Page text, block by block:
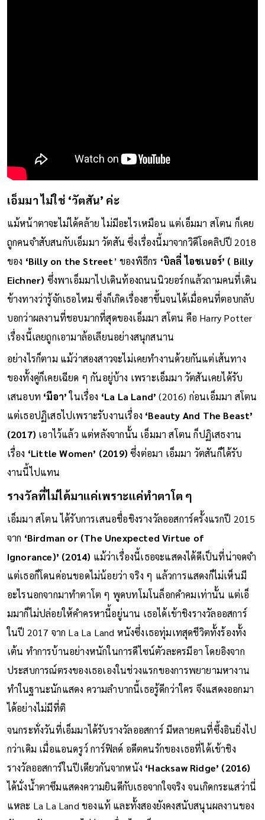
เอ็มมา ไม่ใช่ ‘วัตสัน’ ค่ะ
แม้หน้าตาจะไม่ได้คล้าย ไม่มีอะไรเหมือน แต่เอ็มมา สโตน ก็เคย
ถูกคนจำสับสนกับเอ็มมา วัตสัน ซึ่งเรื่องนี้มาจากวิดีโอคลิปปี 2018
ของ ‘Billy on the Street’ ของพิธีกร ‘บิลลี่ ไอชเนอร์’ ( Billy
Eichner) ซึ่งพาเอ็มมาไปเดินท้องถนนนิวยอร์กแล้วถามคนที่เดิน
ข้างทางว่ารู้จักเธอไหม ซึ่งก็เกิดเรื่องฮาขึ้นจนได้เมื่อคนที่ตอบกลับ
บอกว่าผลงานที่ชอบมากที่สุดของเอ็มมา สโตน คือ Harry Potter
เรื่องนี้เลยถูกเอามาล้อเลียนอย่างสนุกสนาน
อย่างไรก็ตาม แม้ว่าสองสาวจะไม่เคยทำงานด้วยกันแต่เส้นทาง
ของทั้งคู่ก็เคยเฉียด ๆ กันอยู่บ้าง เพราะเอ็มมา วัตสันเคยได้รับ
เสนอบท ‘มีอา’ในเรื่อง ‘La La Land’ (2016) ก่อนเอ็มมา สโตน
แต่เธอปฏิเสธไปเพราะรับงานเรื่อง ‘Beauty And The Beast’
(2017) เอาไว้แล้ว แต่หลังจากนั้น เอ็มมา สโตน ก็ปฏิเสธงาน
เรื่อง ‘Little Women’ (2019)ซึ่งต่อมา เอ็มมา วัตสันก็ได้รับ
งานนี้ไปแทน
รางวัลที่ไม่ได้มาแค่เพราะแค่ทำตาโต ๆ
เอ็มมา สโตน ได้รับการเสนอชื่อชิงรางวัลออสการ์ครั้งแรกปี 2015
จาก ‘Birdman or (The Unexpected Virtue of
Ignorance)’ (2014) แม้ว่าเรื่องนี้เธอจะแสดงได้ดีเป็นที่น่าจดจำ
แต่เธอก็โดนค่อนขอดไม่น้อยว่า จริง ๆ แล้วการแสดงก็ไม่เห็นมี
อะไรนอกจากมาทำตาโต ๆ พูดบทโมโนล็อกคำคมเท่านั้น แต่เอ็
มมาก็ไม่ปล่อยให้คำครหานี้อยู่นาน เธอได้เข้าชิงรางวัลออสการ์
ในปี 2017 จาก La La Land หนังซึ่งเธอทุ่มเทสุดชีวิตทั้งร้องทั้ง
เต้น ทำการบ้านอย่างหนักในการดีไซน์ตัวละครมีอา โดยอิงจาก
ประสบการณ์ตรงของเธอเองในช่วงแรกของการพยายามหางาน
ทำในฐานะนักแสดง ความลำบากนี้เธอรู้ดีกว่าใคร จึงแสดงออกมา
ได้อย่างไม่มีที่ติ
จนกระทั่งวันที่เอ็มมาได้รับรางวัลออสการ์ มีหลายคนที่ซึ้งอินยิ่งไป
กว่าเดิม เมื่อแอนดรูว์ การ์ฟิลด์ อดีตคนรักของเธอที่ได้เข้าชิง
รางวัลออสการ์ในปีเดียวกันจากหนัง ‘Hacksaw Ridge’ (2016)
ได้นั่งน้ำตาซึมแสดงความยินดีกับเธอจากใจจริง จนเกิดกระแสว่านี่
แหละ La La Land ของแท้ และทั้งสองยังคงสนับสนุนผลงานของ